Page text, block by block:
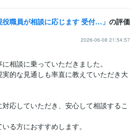
傷病手当金等について現役職員が相談に応じます 受付から２週間で振込まれる申請書記入ポイントを解説！ の評価
2026-06-08 21:54:57
相談に乗っていただきました。
的な見通しも率直に教えていただき大
応していただき、安心して相談するこ
る方におすすめします。